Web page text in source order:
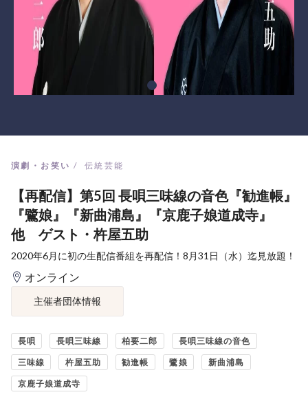
演劇・お笑い 伝統芸能
【再配信】第5回 長唄三味線の音色『勧進帳』
『鷺娘』『新曲浦島』『京鹿子娘道成寺』
他 ゲスト・杵屋五助
2020年6月に初の生配信番組を再配信！8月31日（水）迄見放題！
オンライン
主催者団体情報
長唄 長唄三味線 柏要二郎 長唄三味線の音色
三味線 杵屋五助 勧進帳 鷺娘 新曲浦島
京鹿子娘道成寺